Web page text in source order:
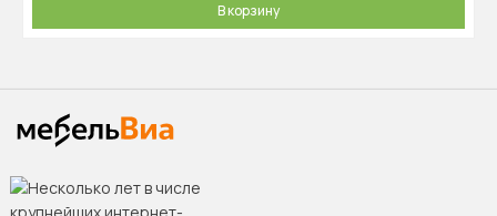
В корзину